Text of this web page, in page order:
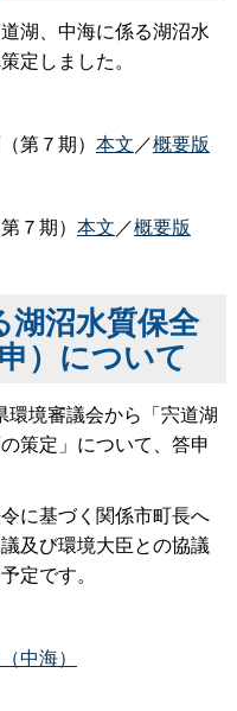
湖、中海に係る湖沼水
定しました。
第７期） 本文／概要版
７期） 本文／概要版
湖沼水質保全
）について
境審議会から「宍道湖
策定」について、答申
に基づく関係市町長へ
及び環境大臣との協議
定です。
中海）